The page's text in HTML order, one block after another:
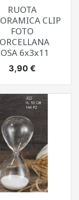
RUOTA
CLIP
FOTO
6x3x11
Prezzo
3,90 €